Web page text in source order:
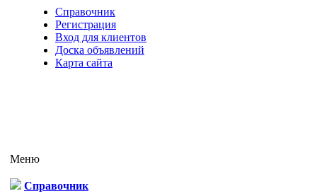
Справочник
Регистрация
Вход для клиентов
Доска объявлений
Карта сайта
Меню
Справочник